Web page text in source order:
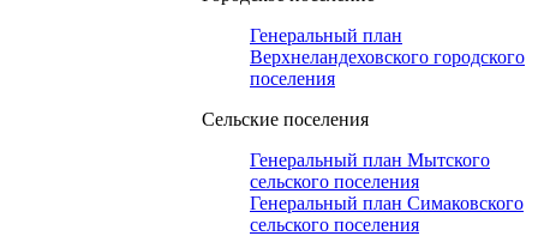
Генеральный план
Верхнеландеховского городского
поселения
Сельские поселения
Генеральный план Мытского
сельского поселения
Генеральный план Симаковского
сельского поселения